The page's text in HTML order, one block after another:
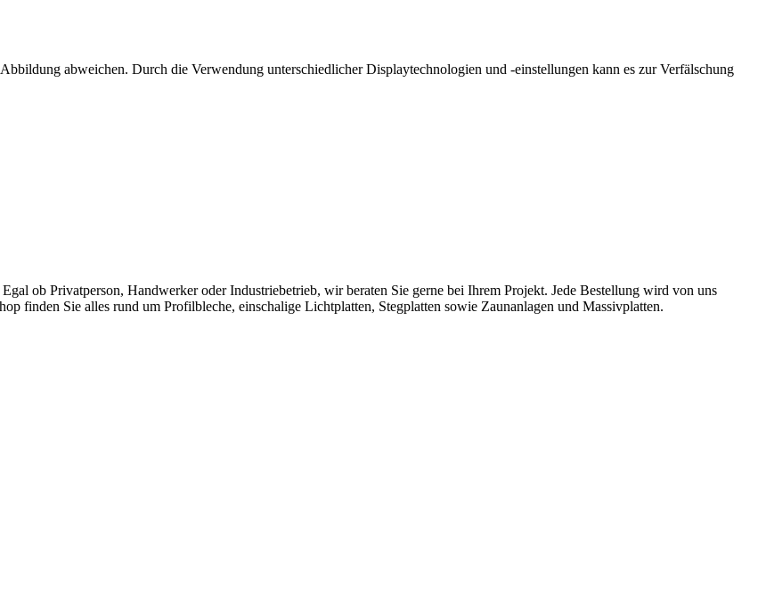
abweichen. Durch die Verwendung unterschiedlicher Displaytechnologien und -einstellungen kann es zur Verfälschung
ob Privatperson, Handwerker oder Industriebetrieb, wir beraten Sie gerne bei Ihrem Projekt. Jede Bestellung wird von uns
finden Sie alles rund um Profilbleche, einschalige Lichtplatten, Stegplatten sowie Zaunanlagen und Massivplatten.